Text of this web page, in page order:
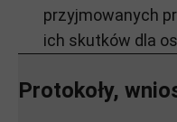
przyjmowanych
ich skutków dla
Protokoły,